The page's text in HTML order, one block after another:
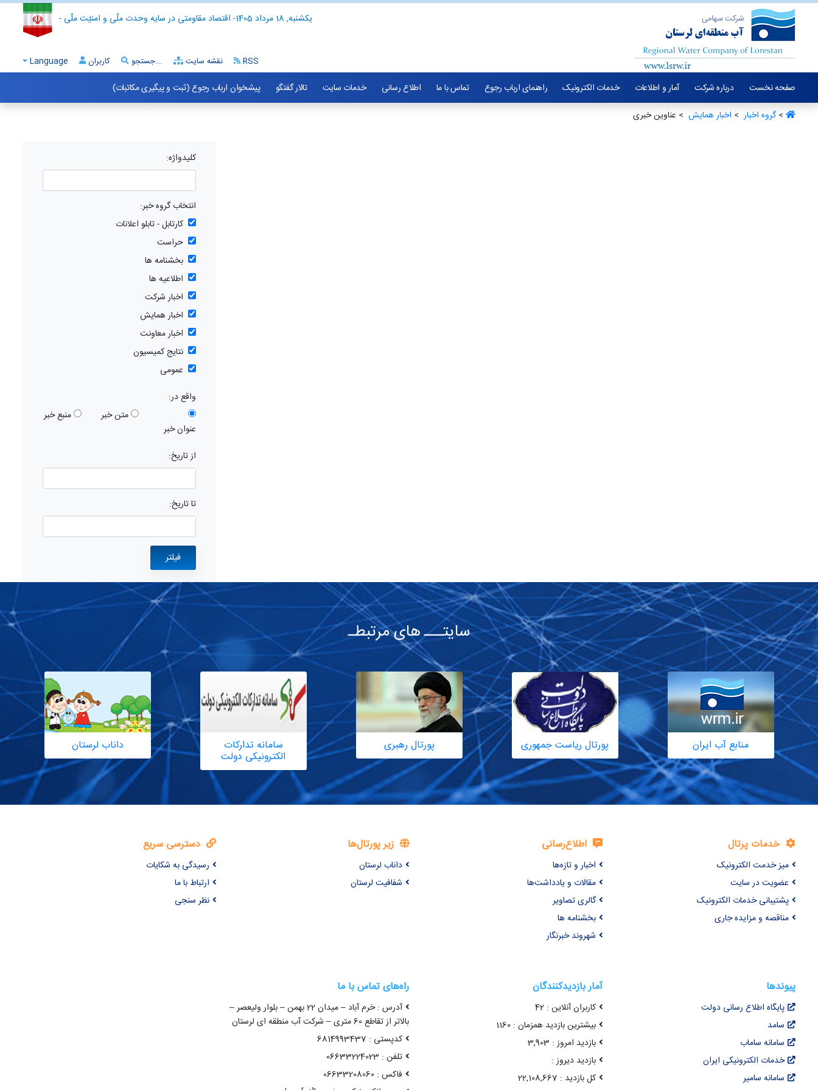
- اقتصاد مقاومتی در سایه وحدت ملّی و امنیّت ملّی - یکشنبه, 18 مرداد 1405
Language کاربران جستجو... نقشه سایت RSS
صفحه نخست درباره شرکت آمار و اطلاعات خدمات الکترونیک راهنمای ارباب رجوع تماس با ما اطلاع رسانی خدمات سایت تالار گفتگو
پیشخوان ارباب رجوع (ثبت و پیگیری مکاتبات)
>گروه اخبار ‏ > اخبار همایش ‏ > عناوین خبری
کلیدواژه:
انتخاب گروه خبر:
کارتابل - تابلو اعلانات
حراست
بخشنامه ها
اطلاعیه ها
اخبار شرکت
اخبار همایش
اخبار معاونت
نتایج کمیسیون
عمومی
واقع در:
عنوان خبر
متن خبر منبع خبر
از تاریخ:
تا تاریخ:
سایتـــ های مرتبطـ
منابع آب ایران پورتال ریاست جمهوری پورتال رهبری سامانه تدارکات
الکترونیکی دولت
داناب لرستان
خدمات پرتال
میز خدمت الکترونیک
عضویت در سایت
پشتیبانی خدمات الکترونیک
مناقصه و مزایده جاری
اطلاع‌رسانی
اخبار و تازه‌ها
مقالات و یادداشت‌ها
گالری تصاویر
بخشنامه ها
شهروند خبرنگار
زیر پورتال‌ها
داناب لرستان
شفافیت لرستان
دسترسی سریع
رسیدگی به شکایات
ارتباط با ما
نظر سنجی
پیوندها
پایگاه اطلاع رسانی دولت
سامد
سامانه ساماب
خدمات الکترونیکی ایران
سامانه سامیر
آمار بازدیدکنندگان
کاربران آنلاین : 42
بیشترین بازدید همزمان : 1160
بازدید امروز : 3,903
بازدید دیروز :
کل بازدید : 22,108,667
راه‌های تماس با ما
آدرس : خرم آباد – میدان 22 بهمن – بلوار ولیعصر –
بالاتر از تقاطع 60 متری – شرکت آب منطقه ای لرستان
کدپستی : 6814993437
تلفن : 06633224023
فاکس : 06633208060